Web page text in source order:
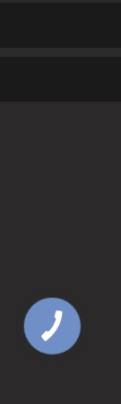
КНОПКА
СВЯЗИ